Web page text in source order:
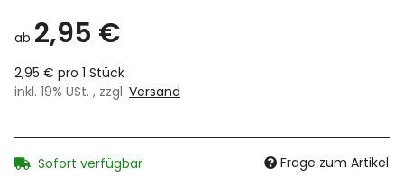
ab 2,95 €
2,95 € pro 1 Stück
inkl. 19% USt. , zzgl. Versand
Sofort verfügbar Frage zum Artikel